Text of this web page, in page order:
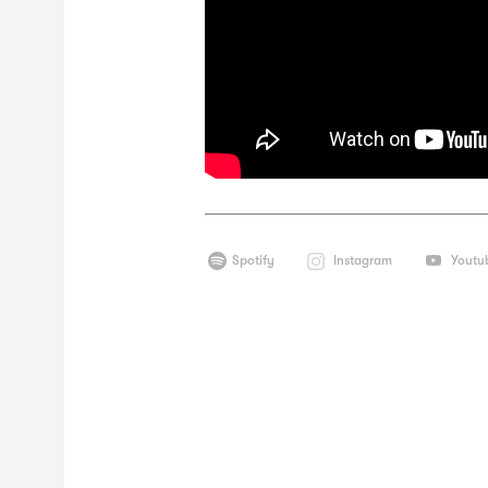
Spotify Instagram